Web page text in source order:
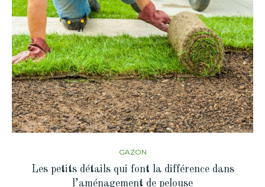
GAZON
Les petits détails qui font la différence dans
l’aménagement de pelouse